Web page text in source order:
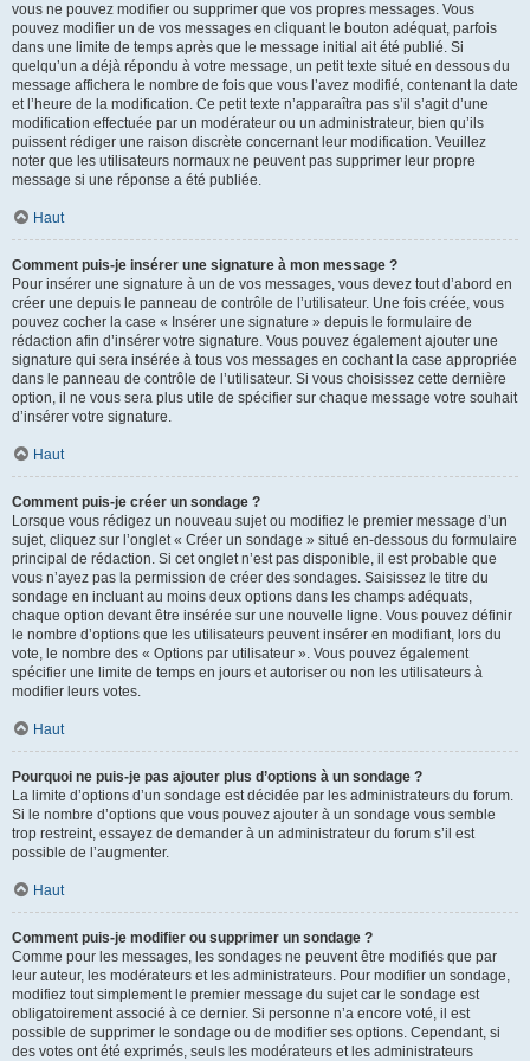
vous ne pouvez modifier ou supprimer que vos propres messages. Vous
pouvez modifier un de vos messages en cliquant le bouton adéquat, parfois
dans une limite de temps après que le message initial ait été publié. Si
quelqu’un a déjà répondu à votre message, un petit texte situé en dessous du
message affichera le nombre de fois que vous l’avez modifié, contenant la date
et l’heure de la modification. Ce petit texte n’apparaîtra pas s’il s’agit d’une
modification effectuée par un modérateur ou un administrateur, bien qu’ils
puissent rédiger une raison discrète concernant leur modification. Veuillez
noter que les utilisateurs normaux ne peuvent pas supprimer leur propre
message si une réponse a été publiée.
Haut
Comment puis-je insérer une signature à mon message ?
Pour insérer une signature à un de vos messages, vous devez tout d’abord en
créer une depuis le panneau de contrôle de l’utilisateur. Une fois créée, vous
pouvez cocher la case « Insérer une signature » depuis le formulaire de
rédaction afin d’insérer votre signature. Vous pouvez également ajouter une
signature qui sera insérée à tous vos messages en cochant la case appropriée
dans le panneau de contrôle de l’utilisateur. Si vous choisissez cette dernière
option, il ne vous sera plus utile de spécifier sur chaque message votre souhait
d’insérer votre signature.
Haut
Comment puis-je créer un sondage ?
Lorsque vous rédigez un nouveau sujet ou modifiez le premier message d’un
sujet, cliquez sur l’onglet « Créer un sondage » situé en-dessous du formulaire
principal de rédaction. Si cet onglet n’est pas disponible, il est probable que
vous n’ayez pas la permission de créer des sondages. Saisissez le titre du
sondage en incluant au moins deux options dans les champs adéquats,
chaque option devant être insérée sur une nouvelle ligne. Vous pouvez définir
le nombre d’options que les utilisateurs peuvent insérer en modifiant, lors du
vote, le nombre des « Options par utilisateur ». Vous pouvez également
spécifier une limite de temps en jours et autoriser ou non les utilisateurs à
modifier leurs votes.
Haut
Pourquoi ne puis-je pas ajouter plus d’options à un sondage ?
La limite d’options d’un sondage est décidée par les administrateurs du forum.
Si le nombre d’options que vous pouvez ajouter à un sondage vous semble
trop restreint, essayez de demander à un administrateur du forum s’il est
possible de l’augmenter.
Haut
Comment puis-je modifier ou supprimer un sondage ?
Comme pour les messages, les sondages ne peuvent être modifiés que par
leur auteur, les modérateurs et les administrateurs. Pour modifier un sondage,
modifiez tout simplement le premier message du sujet car le sondage est
obligatoirement associé à ce dernier. Si personne n’a encore voté, il est
possible de supprimer le sondage ou de modifier ses options. Cependant, si
des votes ont été exprimés, seuls les modérateurs et les administrateurs